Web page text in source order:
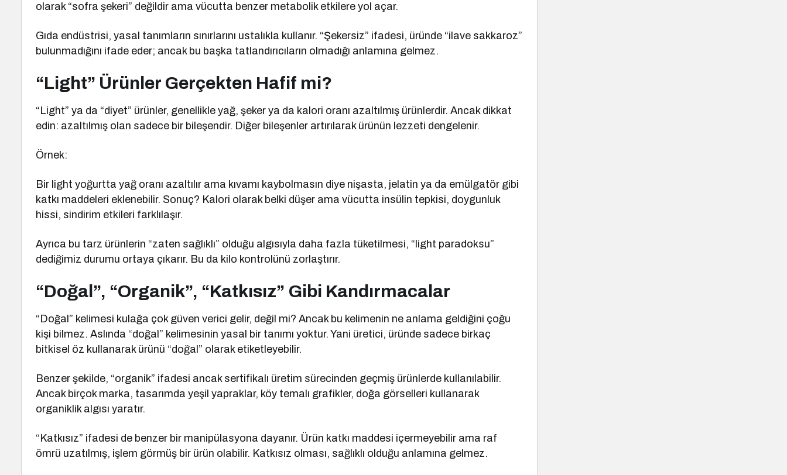
olarak “sofra şekeri” değildir ama vücutta benzer metabolik etkilere yol açar.
Gıda endüstrisi, yasal tanımların sınırlarını ustalıkla kullanır. “Şekersiz” ifadesi, üründe “ilave sakkaroz”
bulunmadığını ifade eder; ancak bu başka tatlandırıcıların olmadığı anlamına gelmez.
“Light” Ürünler Gerçekten Hafif mi?
“Light” ya da “diyet” ürünler, genellikle yağ, şeker ya da kalori oranı azaltılmış ürünlerdir. Ancak dikkat
edin: azaltılmış olan sadece bir bileşendir. Diğer bileşenler artırılarak ürünün lezzeti dengelenir.
Örnek:
Bir light yoğurtta yağ oranı azaltılır ama kıvamı kaybolmasın diye nişasta, jelatin ya da emülgatör gibi
katkı maddeleri eklenebilir. Sonuç? Kalori olarak belki düşer ama vücutta insülin tepkisi, doygunluk
hissi, sindirim etkileri farklılaşır.
Ayrıca bu tarz ürünlerin “zaten sağlıklı” olduğu algısıyla daha fazla tüketilmesi, “light paradoksu”
dediğimiz durumu ortaya çıkarır. Bu da kilo kontrolünü zorlaştırır.
“Doğal”, “Organik”, “Katkısız” Gibi Kandırmacalar
“Doğal” kelimesi kulağa çok güven verici gelir, değil mi? Ancak bu kelimenin ne anlama geldiğini çoğu
kişi bilmez. Aslında “doğal” kelimesinin yasal bir tanımı yoktur. Yani üretici, üründe sadece birkaç
bitkisel öz kullanarak ürünü “doğal” olarak etiketleyebilir.
Benzer şekilde, “organik” ifadesi ancak sertifikalı üretim sürecinden geçmiş ürünlerde kullanılabilir.
Ancak birçok marka, tasarımda yeşil yapraklar, köy temalı grafikler, doğa görselleri kullanarak
organiklik algısı yaratır.
“Katkısız” ifadesi de benzer bir manipülasyona dayanır. Ürün katkı maddesi içermeyebilir ama raf
ömrü uzatılmış, işlem görmüş bir ürün olabilir. Katkısız olması, sağlıklı olduğu anlamına gelmez.